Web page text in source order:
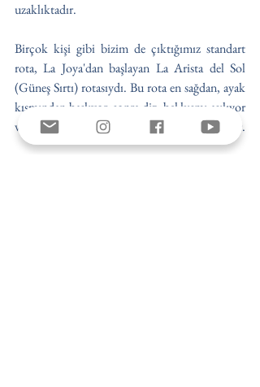
uzaklıktadır.
Birçok kişi gibi bizim de çıktığımız standart
rota, La Joya'dan başlayan La Arista del Sol
(Güneş Sırtı) rotasıydı. Bu rota en sağdan, ayak
kısmından başlıyor, sonra diz, bel kısmı aşılıyor